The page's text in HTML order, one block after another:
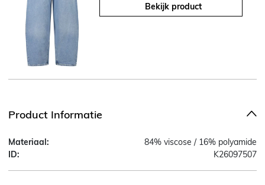
Bekijk product
Product Informatie
Materiaal:
84% viscose / 16% polyamide
ID:
K26097507